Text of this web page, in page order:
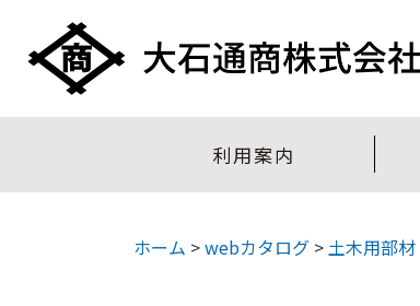
利用案内
ホーム >webカタログ >土木用部材